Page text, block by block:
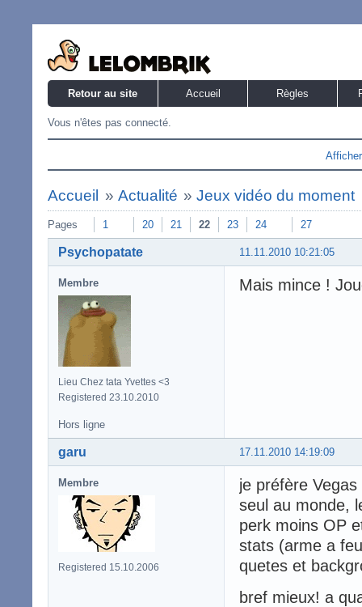
Retour au site Accueil Règles
Vous n'êtes pas connecté.
Accueil » Actualité »Jeux vidéo du moment
Pages 1 20 21 22 23 24 27
11.11.2010 10:21:05
Psychopatate
Membre
Lieu Chez tata Yvettes <3
Registered 23.10.2010
Mais mince !
Hors ligne
17.11.2010 14:19:09
garu
Membre
Registered 15.10.2006
je préfère
seul au monde,
perk moins OP
stats (arme a
quetes et
bref mieux! a